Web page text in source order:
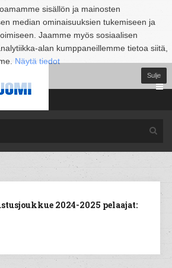
sisällön ja mainosten
median ominaisuuksien tukemiseen ja
Jaamme myös sosiaalisen
alan kumppaneillemme tietoa siitä,
Näytä tiedot
Sulje
2024-2025 pelaajat: